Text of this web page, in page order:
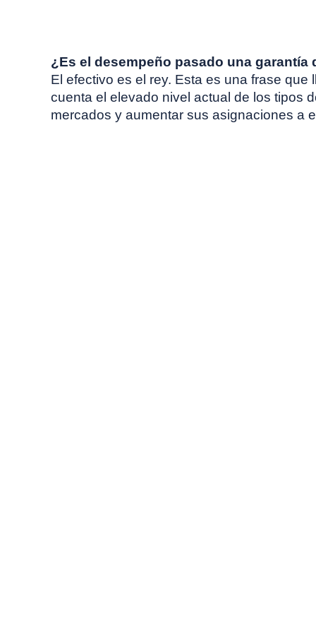
¿Es el desempeño pasado una garantía
El efectivo es el rey. Esta es una frase
cuenta el elevado nivel actual de los tipos
mercados y aumentar sus asignaciones a